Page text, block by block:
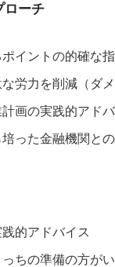
ローチ
イントの的確な
労力を削減（ダ
画の実践的アド
った金融機関と
的アドバイス
っちの準備の方が